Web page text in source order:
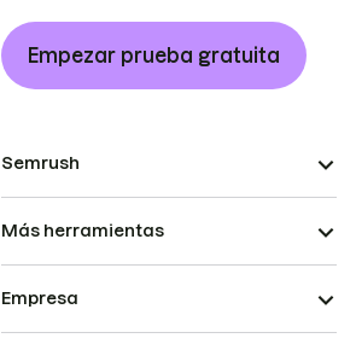
Empezar prueba gratuita
Semrush
Más herramientas
Empresa